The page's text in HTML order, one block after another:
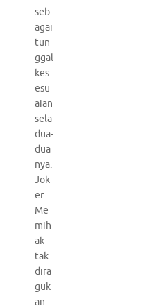
seb
agai
tun
ggal
kes
esu
aian
sela
dua-
dua
nya.
Jok
er
Me
mih
ak
tak
dira
guk
an